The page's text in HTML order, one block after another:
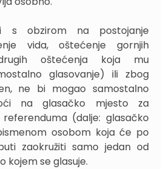
s obzirom na postojanje
vida, oštećenje gornjih
oštećenja koja mu
glasovanje) ili zbog
ne bi mogao samostalno
na glasačko mjesto za
(dalje: glasačko
osobom koja će po
zaokružiti samo jedan od
kojem se glasuje.